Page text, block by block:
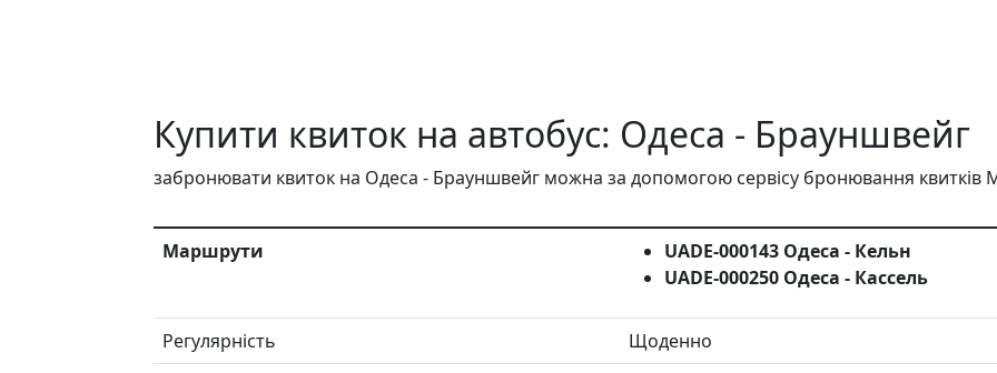
Купити квиток на автобус: Одеса - Брауншвейг
забронювати квиток на Одеса - Брауншвейг можна за допомогою сервісу бронювання квитків
Маршрути
UADE-000143 Одеса - Кельн
UADE-000250 Одеса - Кассель
Регулярність
Щоденно